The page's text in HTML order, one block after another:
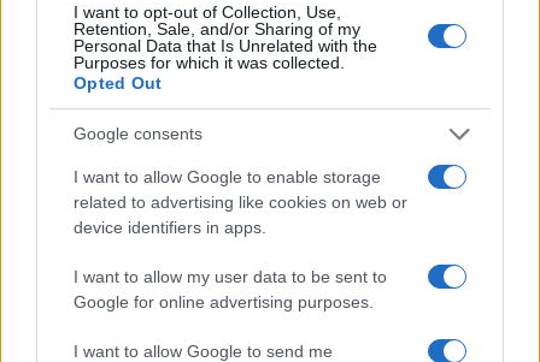
I want to opt-out of Collection, Use,
Retention, Sale, and/or Sharing of my
Personal Data that Is Unrelated with the
Purposes for which it was collected.
Opted Out
Google consents
I want to allow Google to enable storage
related to advertising like cookies on web or
device identifiers in apps.
I want to allow my user data to be sent to
Google for online advertising purposes.
I want to allow Google to send me
Σχόλια
Οριστικό τέλος για το
Survivor μετά τον
Φλώρου – Απόψε το
νησιού
καταφέρουμε» λέει
Μάνος Μαλλιαρός